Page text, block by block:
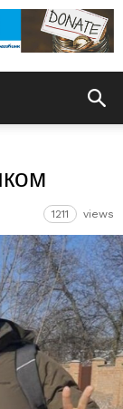
1211 views